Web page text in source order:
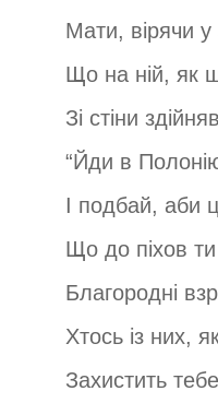
Мати, вірячи у
Що на ній, як
Зі стіни
“Йди в
І подбай, аби
Що до піхов
Благородні
Хтось із них,
Захистить